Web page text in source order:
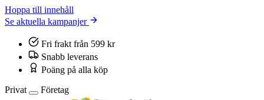
Hoppa till innehåll
Se aktuella kampanjer
Fri frakt från 599 kr
Snabb leverans
Poäng på alla köp
Privat
Företag